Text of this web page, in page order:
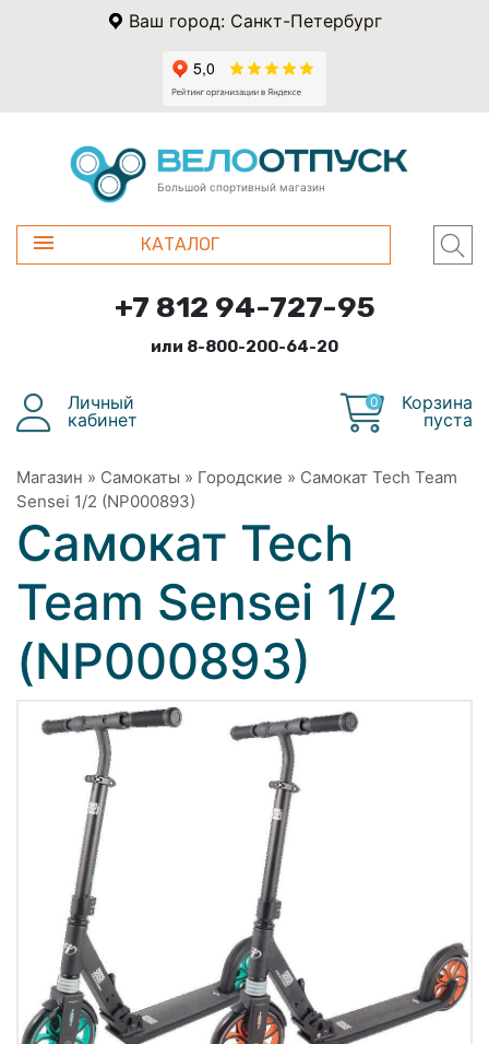
Ваш город: Санкт-Петербург
Большой спортивный магазин
КАТАЛОГ
+7 812 94-727-95
или 8-800-200-64-20
Личный
кабинет
0
Корзина
пуста
Магазин » Самокаты » Городские » Самокат Tech Team
Sensei 1/2 (NP000893)
Самокат Tech
Team Sensei 1/2
(NP000893)